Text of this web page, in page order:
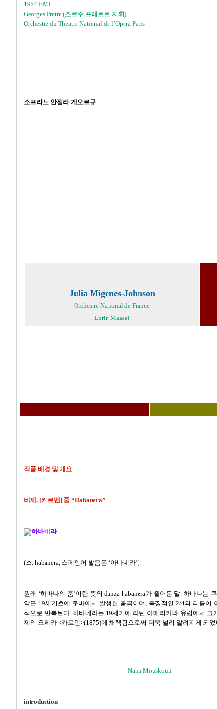
1964 EMI
Georges Pretre (조르주 프레트르 지휘)
Orchestre du Theatre National de l’Opera Paris
소프라노 안젤라 게오르규
Julia Migenes-Johnson
Orchestre National de France
Lorin Maazel
작품 배경 및 개요
비제, [카르멘] 중 “Habanera”
하바네라
(스. habanera, 스페인어 발음은 ‘아바네라’).
원래 ‘하바나의 춤’이란 뜻의 danza habanera가 줄어든 말. 하바나는
악은 19세기초에 쿠바에서 발생한 춤곡이며, 특징적인 2/4의 리듬이
적으로 반복된다. 하바네라는 19세기에 라틴 아메리카와 유럽에서 크
제의 오페라 <카르멘>(1875)에 채택됨으로써 더욱 널리 알려지게 되었
Nana Mouskouri
introduction